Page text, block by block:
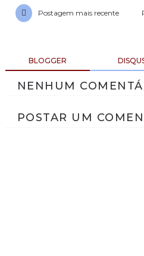
Postagem mais recente
BLOGGER
NENHUM
POSTAR UM